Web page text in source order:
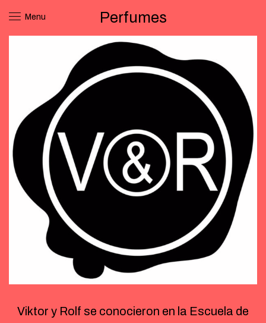
Menu Perfumes
Viktor y Rolf se conocieron en la Escuela de